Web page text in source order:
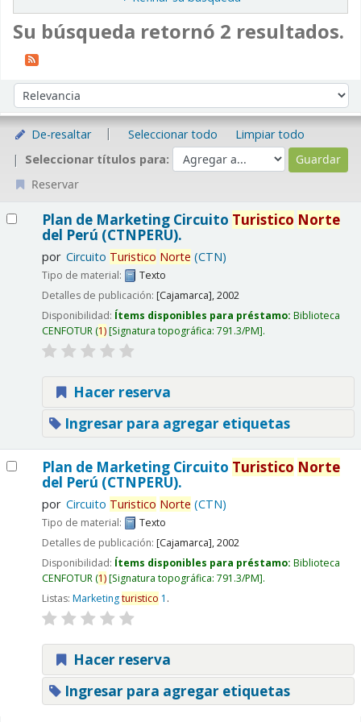
Su búsqueda retornó 2 resultados.
Ordenar por:
De-resaltar Seleccionar todo
Limpiar todo
Seleccionar títulos para:
Reservar
Plan de Marketing Circuito Turistico Norte
del Perú (CTNPERU).
por Circuito Turistico Norte (CTN)
Tipo de material:
Texto
Detalles de publicación: [Cajamarca],2002
Disponibilidad: Ítems disponibles para préstamo: Biblioteca
CENFOTUR(1) Signatura topográfica: 791.3/PM .
Hacer reserva
Ingresar para agregar etiquetas
Plan de Marketing Circuito Turistico Norte
del Perú (CTNPERU).
por Circuito Turistico Norte (CTN)
Tipo de material:
Texto
Detalles de publicación: [Cajamarca],2002
Disponibilidad: Ítems disponibles para préstamo: Biblioteca
CENFOTUR(1) Signatura topográfica: 791.3/PM .
Listas: Marketingturistico 1 .
Hacer reserva
Ingresar para agregar etiquetas